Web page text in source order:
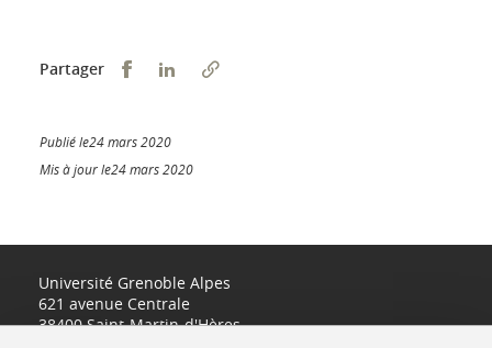
Partager Partager sur Facebook
Partager sur LinkedIn
Publié le24 mars 2020
Mis à jour le24 mars 2020
Université Grenoble Alpes
621 avenue Centrale
38400 Saint-Martin-d'Hères